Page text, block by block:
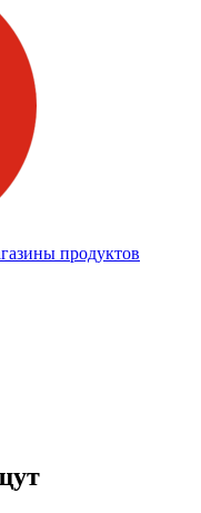
продуктов